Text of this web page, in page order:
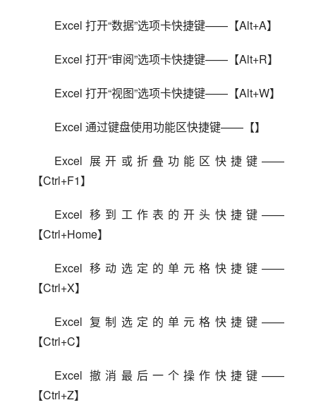
Excel 打开“数据”选项卡快捷键——【Alt+A】
Excel 打开“审阅”选项卡快捷键——【Alt+R】
Excel 打开“视图”选项卡快捷键——【Alt+W】
Excel 通过键盘使用功能区快捷键——【】
Excel 展开或折叠功能区快捷键——
【Ctrl+F1】
Excel 移到工作表的开头快捷键——
【Ctrl+Home】
Excel 移动选定的单元格快捷键——
【Ctrl+X】
Excel 复制选定的单元格快捷键——
【Ctrl+C】
Excel 撤消最后一个操作快捷键——
【Ctrl+Z】